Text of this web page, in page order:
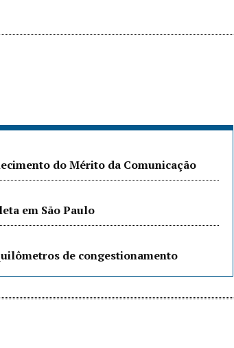
do Mérito da Comunicação
em São Paulo
de congestionamento